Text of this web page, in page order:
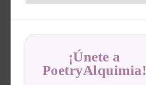
¡Únete a
PoetryAlquimia!